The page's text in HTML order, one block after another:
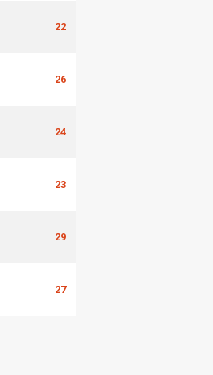
22
26
24
23
29
27